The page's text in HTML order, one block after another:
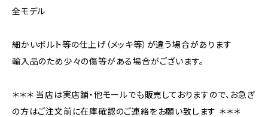
全モデル
細かいボルト等の仕上げ（メッキ等）が違う場合があります
輸入品のため少々の傷等がある場合がございます。
＊＊＊ 当店は実店舗・他モールでも販売しておりますので、お急ぎ
の方はご注文前に在庫確認のご連絡をお願い致します ＊＊＊